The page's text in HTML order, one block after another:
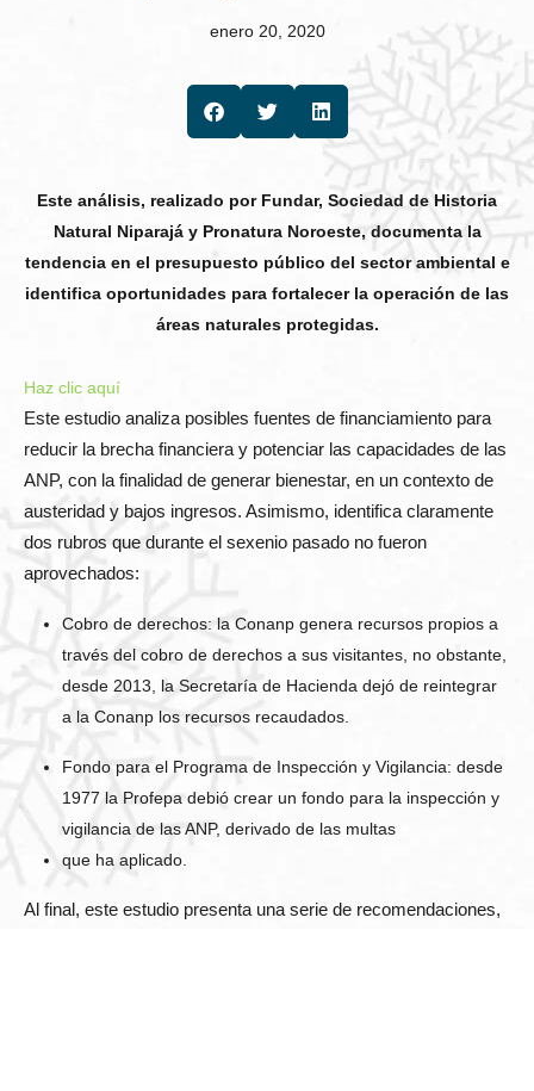
enero 20, 2020
Este análisis, realizado por Fundar, Sociedad de Historia
Natural Niparajá y Pronatura Noroeste, documenta la
tendencia en el presupuesto público del sector ambiental e
identifica oportunidades para fortalecer la operación de las
áreas naturales protegidas.
Haz clic aquí
Este estudio analiza posibles fuentes de financiamiento para
reducir la brecha financiera y potenciar las capacidades de las
ANP, con la finalidad de generar bienestar, en un contexto de
austeridad y bajos ingresos. Asimismo, identifica claramente
dos rubros que durante el sexenio pasado no fueron
aprovechados:
Cobro de derechos: la Conanp genera recursos propios a
través del cobro de derechos a sus visitantes, no obstante,
desde 2013, la Secretaría de Hacienda dejó de reintegrar
a la Conanp los recursos recaudados.
Fondo para el Programa de Inspección y Vigilancia: desde
1977 la Profepa debió crear un fondo para la inspección y
vigilancia de las ANP, derivado de las multas
que ha aplicado.
Al final, este estudio presenta una serie de recomendaciones,